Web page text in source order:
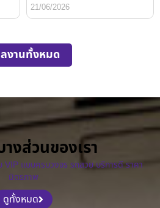
21/06/2026
งานทั้งหมด
งส่วนของเรา
VIP แบบครบวงจร รถสวย บริการดี ราคา
มิตรภาพ
ดูทั้งหมด